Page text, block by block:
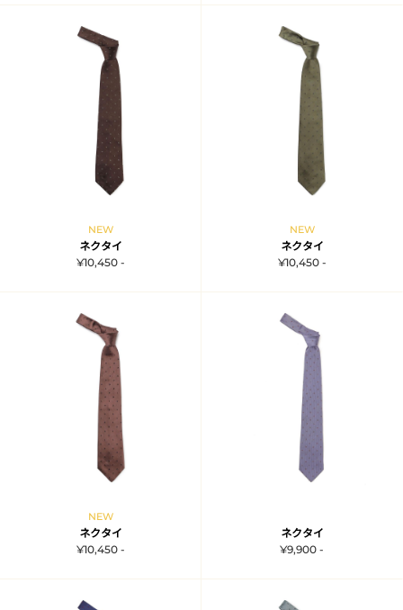
NEW
ネクタイ
¥10,450 -
NEW
ネクタイ
¥10,450 -
NEW
ネクタイ
¥10,450 -
ネクタイ
¥9,900 -